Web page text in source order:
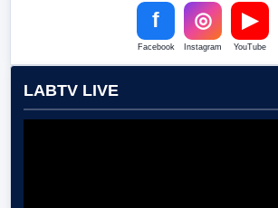
f
Facebook
◎
Instagram
▶
YouTube
LABTV LIVE